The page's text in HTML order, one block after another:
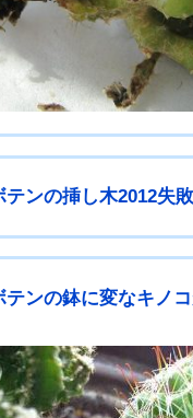
テンの挿し木2012失敗
テンの鉢に変なキノコ